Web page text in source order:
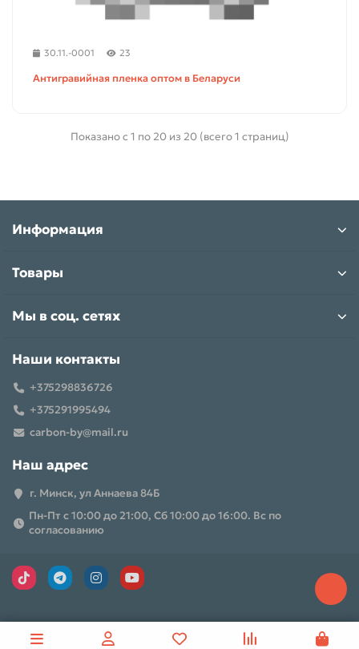
30.11.-0001 23
Антигравийная пленка оптом в Беларуси
Показано с 1 по 20 из 20 (всего 1 страниц)
Информация
Товары
Мы в соц. сетях
Наши контакты
+375298836726
+375291995494
carbon-by@mail.ru
Наш адрес
г. Минск, ул Аннаева 84Б
Пн-Пт с 10:00 до 21:00, Сб 10:00 до 16:00. Вс по
согласованию